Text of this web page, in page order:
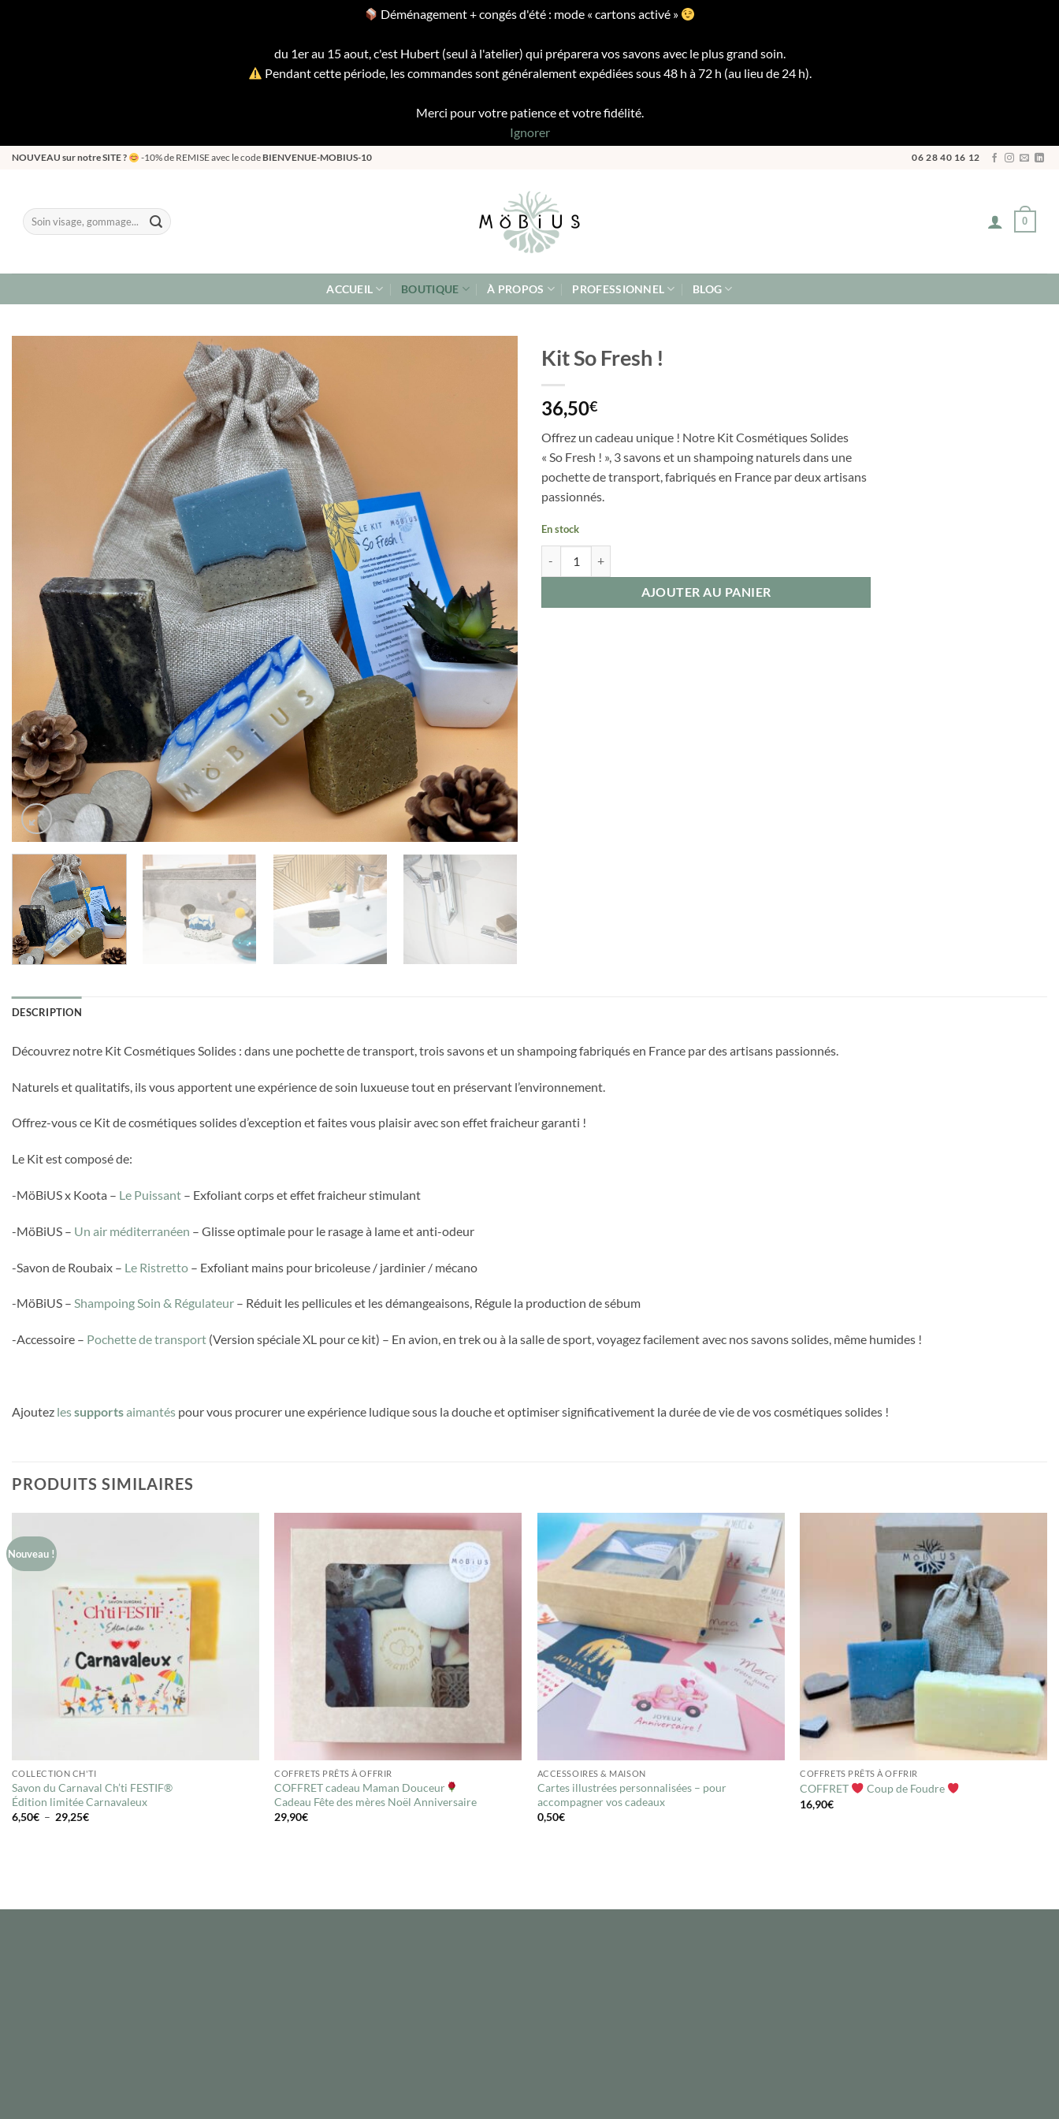
Déménagement + congés d'été : mode « cartons activé »
du 1er au 15 aout, c'est Hubert (seul à l'atelier) qui préparera vos savons avec le plus grand soin.
Pendant cette période, les commandes sont généralement expédiées sous 48 h à 72 h (au lieu de 24 h).
Merci pour votre patience et votre fidélité.
Ignorer
Passer
NOUVEAU sur notre SITE ? -10% de REMISE avec le code BIENVENUE-MOBIUS-10 06 28 40 16 12
Recherche
pour :
0
ACCUEIL BOUTIQUE À PROPOS PROFESSIONNEL BLOG
Kit So Fresh !
36,50€
Offrez un cadeau unique ! Notre Kit Cosmétiques Solides
« So Fresh ! », 3 savons et un shampoing naturels dans une
pochette de transport, fabriqués en France par deux artisans
passionnés.
En stock
AJOUTER AU PANIER
DESCRIPTION
Découvrez notre Kit Cosmétiques Solides : dans une pochette de transport, trois savons et un shampoing fabriqués en France par des artisans passionnés.
Naturels et qualitatifs, ils vous apportent une expérience de soin luxueuse tout en préservant l’environnement.
Offrez-vous ce Kit de cosmétiques solides d’exception et faites vous plaisir avec son effet fraicheur garanti !
Le Kit est composé de:
-MöBiUS x Koota – Le Puissant – Exfoliant corps et effet fraicheur stimulant
-MöBiUS – Un air méditerranéen – Glisse optimale pour le rasage à lame et anti-odeur
-Savon de Roubaix – Le Ristretto – Exfoliant mains pour bricoleuse / jardinier / mécano
-MöBiUS – Shampoing Soin & Régulateur – Réduit les pellicules et les démangeaisons, Régule la production de sébum
-Accessoire – Pochette de transport (Version spéciale XL pour ce kit) – En avion, en trek ou à la salle de sport, voyagez facilement avec nos savons solides, même humides !
Ajoutez lessupportsaimantés pour vous procurer une expérience ludique sous la douche et optimiser significativement la durée de vie de vos cosmétiques solides !
PRODUITS SIMILAIRES
Nouveau !
COLLECTION CH'TI
Savon du Carnaval Ch’ti FESTIF®
Édition limitée Carnavaleux
6,50€ – 29,25€Plage
COFFRETS PRÊTS À OFFRIR
COFFRET cadeau Maman Douceur
Cadeau Fête des mères Noël Anniversaire
29,90€
ACCESSOIRES & MAISON
Cartes illustrées personnalisées – pour
accompagner vos cadeaux
0,50€
COFFRETS PRÊTS À OFFRIR
COFFRET
Coup de Foudre
16,90€